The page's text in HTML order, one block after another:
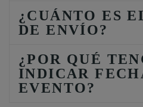
¿CUÁNTO ES
DE ENVÍO?
¿POR QUÉ
INDICAR
EVENTO?